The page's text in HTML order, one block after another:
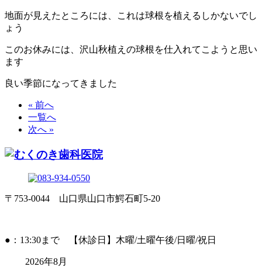
地面が見えたところには、これは球根を植えるしかないでし
ょう
このお休みには、沢山秋植えの球根を仕入れてこようと思い
ます
良い季節になってきました
« 前へ
一覧へ
次へ »
〒753-0044 山口県山口市鰐石町5-20
●：13:30まで 【休診日】木曜/土曜午後/日曜/祝日
2026年8月